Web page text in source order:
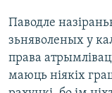
Паводле
зьняволеных у
права
маюць ніякіх